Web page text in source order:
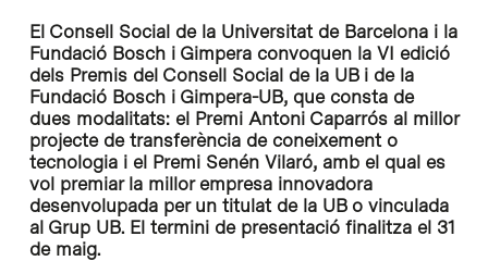
El Consell Social de la Universitat de Barcelona i la
Fundació Bosch i Gimpera convoquen la VI edició
dels Premis del Consell Social de la UB i de la
Fundació Bosch i Gimpera-UB, que consta de
dues modalitats: el Premi Antoni Caparrós al millor
projecte de transferència de coneixement o
tecnologia i el Premi Senén Vilaró, amb el qual es
vol premiar la millor empresa innovadora
desenvolupada per un titulat de la UB o vinculada
al Grup UB. El termini de presentació finalitza el 31
de maig.